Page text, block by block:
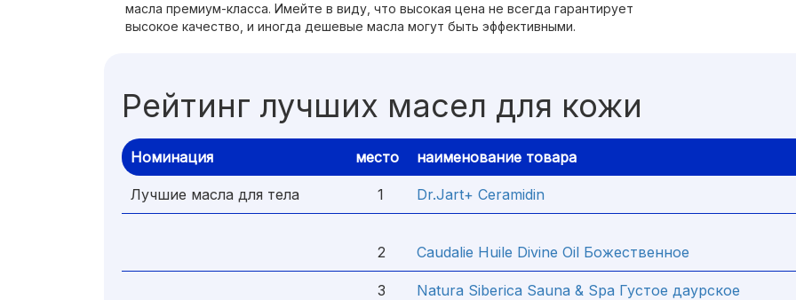
масла премиум-класса. Имейте в виду, что высокая цена не всегда гарантирует
высокое качество, и иногда дешевые масла могут быть эффективными.
Рейтинг лучших масел для кожи
Номинация место наименование товара
Лучшие масла для тела 1 Dr.Jart+ Ceramidin
2 Caudalie Huile Divine Oil Божественное
3 Natura Siberica Sauna & Spa Густое даурское